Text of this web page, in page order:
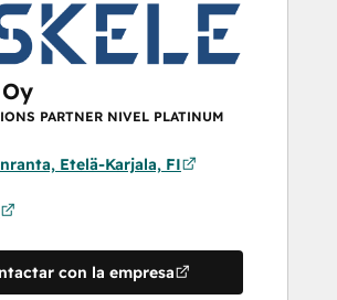
PARTNER NIVEL PLATINUM
Etelä-Karjala, FI
con la empresa